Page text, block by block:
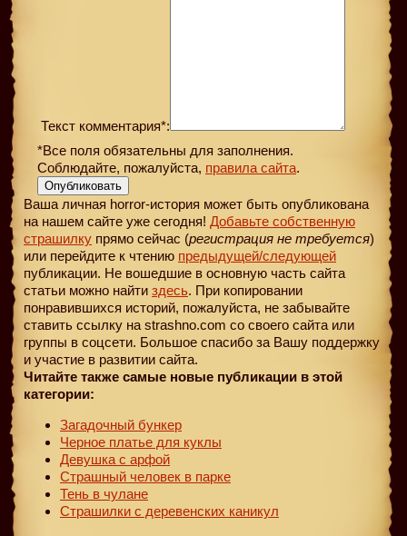
Текст комментария*:
*Все поля обязательны для заполнения.
Соблюдайте, пожалуйста, правила сайта.
Опубликовать
Ваша личная horror-история может быть опубликована
на нашем сайте уже сегодня! Добавьте собственную
страшилку прямо сейчас (регистрация не требуется)
или перейдите к чтению предыдущей/следующей
публикации. Не вошедшие в основную часть сайта
статьи можно найти здесь. При копировании
понравившихся историй, пожалуйста, не забывайте
ставить ссылку на strashno.com со своего сайта или
группы в соцсети. Большое спасибо за Вашу поддержку
и участие в развитии сайта.
Читайте также самые новые публикации в этой
категории:
Загадочный бункер
Черное платье для куклы
Девушка с арфой
Страшный человек в парке
Тень в чулане
Страшилки с деревенских каникул